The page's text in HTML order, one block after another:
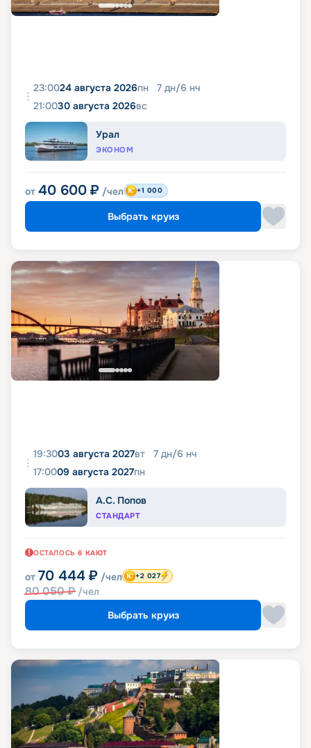
23:0024 августа 2026пн 7 дн/6 нч
21:0030 августа 2026вс
Урал
ЭКОНОМ
от 40 600 ₽ /чел +1 000
Выбрать круиз
19:3003 августа 2027вт 7 дн/6 нч
17:0009 августа 2027пн
А.С. Попов
СТАНДАРТ
ОСТАЛОСЬ 6 КАЮТ
от 70 444 ₽ /чел
80 050₽ /чел
+2 027
Выбрать круиз